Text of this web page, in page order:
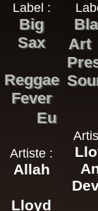
Label :
Big
Sax
Reggae
Fever
Eu
Artiste :
Allah
Lloyd
Art